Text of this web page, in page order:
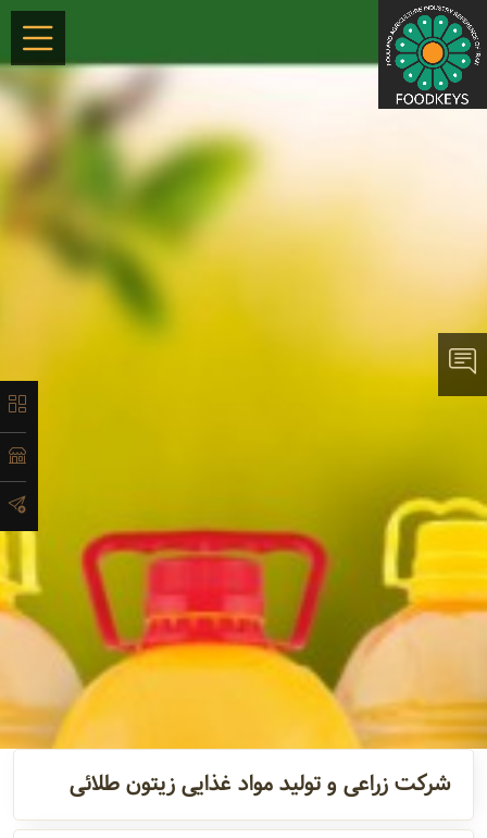
×
تاریخچه
لیست
آدرس و
اطلاعات
تماس
مسئولین
گالری
شرکت زراعی و تولید مواد غذایی زیتون طلائی